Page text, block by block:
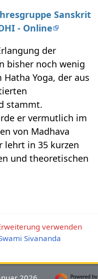
Sanskrit
- Online
der
bisher noch wenig
Yoga, der aus
stammt.
er vermutlich im
von Madhava
lehrt in 35 kurzen
und theoretischen
verwenden
Sivananda